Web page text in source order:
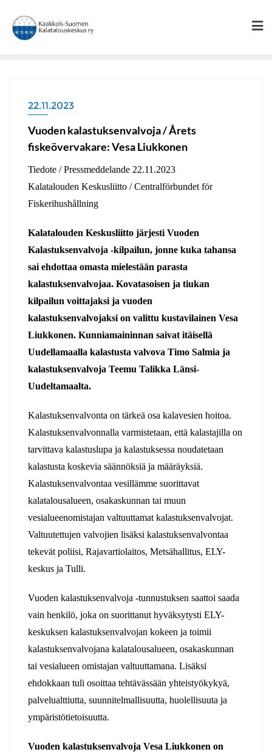
content
22.11.2023
Vuoden kalastuksenvalvoja / Årets
fiskeövervakare: Vesa Liukkonen
Tiedote / Pressmeddelande 22.11.2023
Kalatalouden Keskusliitto / Centralförbundet för
Fiskerihushållning
Kalatalouden Keskusliitto järjesti Vuoden
Kalastuksenvalvoja -kilpailun, jonne kuka tahansa
sai ehdottaa omasta mielestään parasta
kalastuksenvalvojaa. Kovatasoisen ja tiukan
kilpailun voittajaksi ja vuoden
kalastuksenvalvojaksi on valittu kustavilainen Vesa
Liukkonen. Kunniamaininnan saivat itäisellä
Uudellamaalla kalastusta valvova Timo Salmia ja
kalastuksenvalvoja Teemu Talikka Länsi-
Uudeltamaalta.
Kalastuksenvalvonta on tärkeä osa kalavesien hoitoa.
Kalastuksenvalvonnalla varmistetaan, että kalastajilla on
tarvittava kalastuslupa ja kalastuksessa noudatetaan
kalastusta koskevia säännöksiä ja määräyksiä.
Kalastuksenvalvontaa vesillämme suorittavat
kalatalousalueen, osakaskunnan tai muun
vesialueenomistajan valtuuttamat kalastuksenvalvojat.
Valtuutettujen valvojien lisäksi kalastuksenvalvontaa
tekevät poliisi, Rajavartiolaitos, Metsähallitus, ELY-
keskus ja Tulli.
Vuoden kalastuksenvalvoja -tunnustuksen saattoi saada
vain henkilö, joka on suorittanut hyväksytysti ELY-
keskuksen kalastuksenvalvojan kokeen ja toimii
kalastuksenvalvojana kalatalousalueen, osakaskunnan
tai vesialueen omistajan valtuuttamana. Lisäksi
ehdokkaan tuli osoittaa tehtävässään yhteistyökykyä,
palvelualttiutta, suunnitelmallisuutta, huolellisuuta ja
ympäristötietoisuutta.
Vuoden kalastuksenvalvoja Vesa Liukkonen on